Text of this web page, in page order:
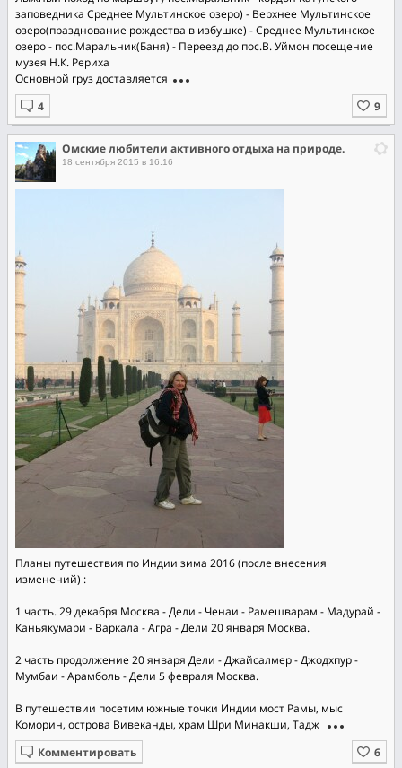
заповедника Среднее Мультинское озеро) - Верхнее Мультинское
озеро(празднование рождества в избушке) - Среднее Мультинское
озеро - пос.Маральник(Баня) - Переезд до пос.В. Уймон посещение
музея Н.К. Рериха
Основной груз доставляется
Омские любители активного отдыха на природе.
18 сентября 2015 в 16:16
Планы путешествия по Индии зима 2016 (после внесения
изменений) :
1 часть. 29 декабря Москва - Дели - Ченаи - Рамешварам - Мадурай -
Каньякумари - Варкала - Агра - Дели 20 января Москва.
2 часть продолжение 20 января Дели - Джайсалмер - Джодхпур -
Мумбаи - Арамболь - Дели 5 февраля Москва.
В путешествии посетим южные точки Индии мост Рамы, мыс
Коморин, острова Вивеканды, храм Шри Минакши, Тадж
Комментировать